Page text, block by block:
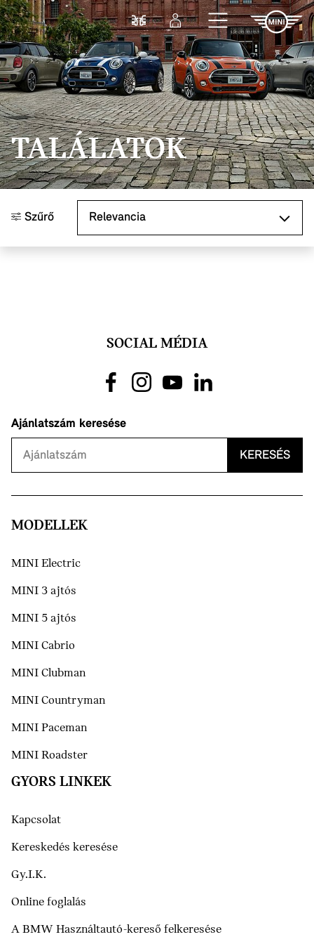
Ugrás a főtartalomra
Összehasonlítás
Bejelentkezés
TALÁLATOK
Szűrő
SOCIAL MÉDIA
Ajánlatszám keresése
KERESÉS
MODELLEK
MINI Electric
MINI 3 ajtós
MINI 5 ajtós
MINI Cabrio
MINI Clubman
MINI Countryman
MINI Paceman
MINI Roadster
GYORS LINKEK
Kapcsolat
Kereskedés keresése
Gy.I.K.
Online foglalás
A BMW Használtautó-kereső felkeresése